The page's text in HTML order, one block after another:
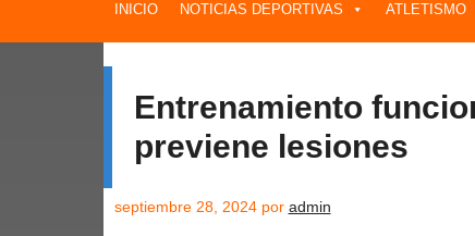
contenido
INICIO NOTICIAS DEPORTIVAS ATLETISMO
Entrenamiento
previene lesiones
septiembre 28, 2024 por admin